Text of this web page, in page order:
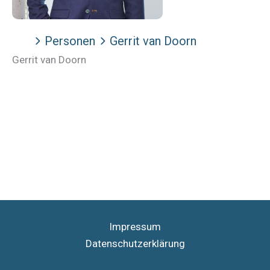
Personen Gerrit van Doorn
Gerrit van Doorn
Impressum
Datenschutzerklärung